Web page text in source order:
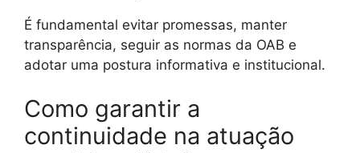
É fundamental evitar promessas, manter
transparência, seguir as normas da OAB e
adotar uma postura informativa e institucional.
Como garantir a
continuidade na atuação